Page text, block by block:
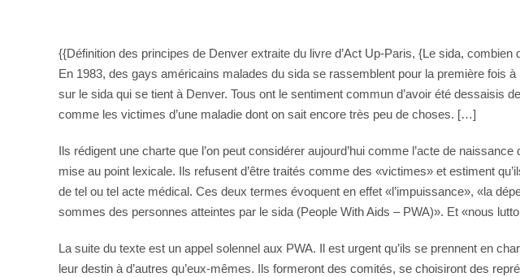
{{Définition des principes de Denver extraite du livre d’Act Up-Paris, {Le sida,
En 1983, des gays américains malades du sida se rassemblent pour la première fois
sur le sida qui se tient à Denver. Tous ont le sentiment commun d’avoir été dessaisis
comme les victimes d’une maladie dont on sait encore très peu de choses. […]
Ils rédigent une charte que l’on peut considérer aujourd’hui comme l’acte de
mise au point lexicale. Ils refusent d’être traités comme des «victimes» et estiment
de tel ou tel acte médical. Ces deux termes évoquent en effet «l’impuissance», «la
sommes des personnes atteintes par le sida (People With Aids – PWA)». Et «nous
La suite du texte est un appel solennel aux PWA. Il est urgent qu’ils se prennent en
leur destin à d’autres qu’eux-mêmes. Ils formeront des comités, se choisiront des